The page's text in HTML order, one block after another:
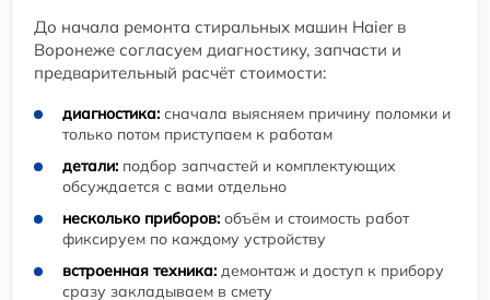
До начала ремонта стиральных машин Haier в
Воронеже согласуем диагностику, запчасти и
предварительный расчёт стоимости:
диагностика: сначала выясняем причину поломки и
только потом приступаем к работам
детали: подбор запчастей и комплектующих
обсуждается с вами отдельно
несколько приборов: объём и стоимость работ
фиксируем по каждому устройству
встроенная техника: демонтаж и доступ к прибору
сразу закладываем в смету